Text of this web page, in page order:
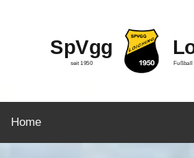
SpVgg
seit 1950 Fußball
Home